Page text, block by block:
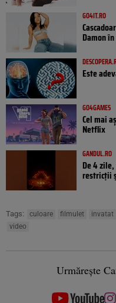
GO4IT.RO
Damon
Este
GO4GAMES
Cel mai
Netflix
GANDUL.RO
De 4
restricții
Tags: culoare filmulet invatat
video
Urmărește